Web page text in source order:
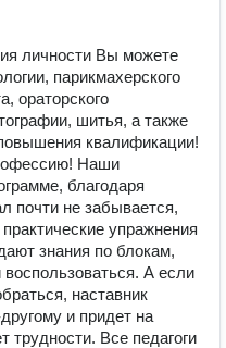
личности Вы можете
парикмахерского
ораторского
шитья, а также
квалификации!
Наши
благодаря
почти не забывается,
упражнения
знания по блокам,
А если
наставник
и придет на
Все педагоги